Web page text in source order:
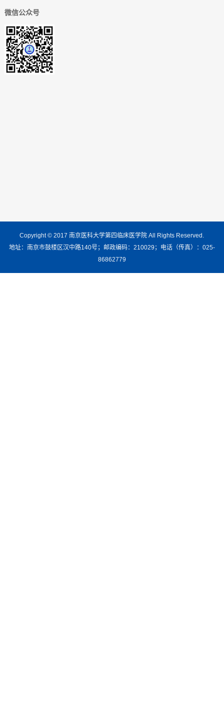
微信公众号
Copyright © 2017 南京医科大学第四临床医学院 All Rights Reserved.
地址：南京市鼓楼区汉中路140号；邮政编码：210029；电话（传真）：025-
86862779